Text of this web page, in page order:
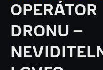
OPERÁTOR
DRONU –